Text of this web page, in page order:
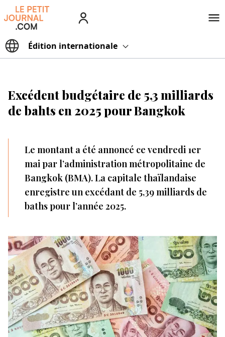
Édition internationale
Excédent budgétaire de 5,3 milliards
de bahts en 2025 pour Bangkok
Le montant a été annoncé ce vendredi 1er
mai par l’administration métropolitaine de
Bangkok (BMA). La capitale thaïlandaise
enregistre un excédant de 5,39 milliards de
baths pour l’année 2025.